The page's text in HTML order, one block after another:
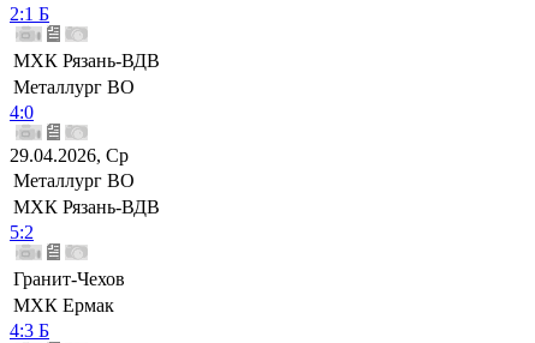
2:1 Б
МХК Рязань-ВДВ
Металлург ВО
4:0
29.04.2026, Ср
Металлург ВО
МХК Рязань-ВДВ
5:2
Гранит-Чехов
МХК Ермак
4:3 Б